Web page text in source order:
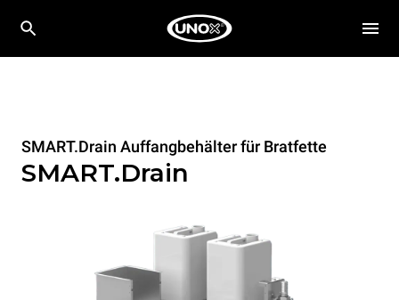
SMART.Drain Auffangbehälter für Bratfette
SMART.Drain